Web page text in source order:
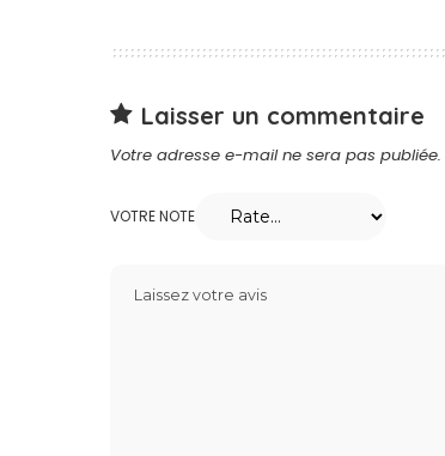
Laisser un commentaire
Votre adresse e-mail ne sera pas publiée.
VOTRE NOTE